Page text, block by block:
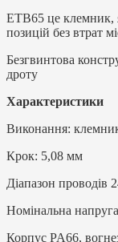
ETB65 це клемник,
позицій без втрат
Безгвинтова
дроту
Характеристики
Виконання:
Крок: 5,08 мм
Діапазон проводів
Номінальна
Корпус PA66,